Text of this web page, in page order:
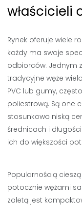
właścicieli
Rynek oferuje wiele
każdy ma swoje
odbiorców. Jednym
tradycyjne węże
PVC lub gumy,
poliestrową. Są one
stosunkowo niską
średnicach i
ich do większości
Popularnością
potocznie wężami
zaletą jest